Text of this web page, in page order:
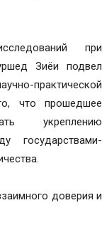
при
Зиёи подвел
практической
что прошедшее
укреплению
государствами-
доверия и